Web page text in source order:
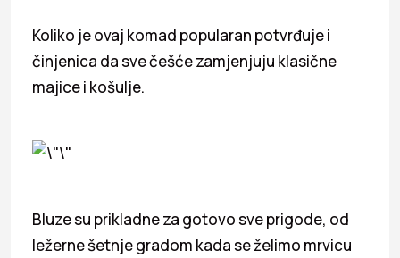
Koliko je ovaj komad popularan potvrđuje i
činjenica da sve češće zamjenjuju klasične
majice i košulje.
Bluze su prikladne za gotovo sve prigode, od
ležerne šetnje gradom kada se želimo mrvicu